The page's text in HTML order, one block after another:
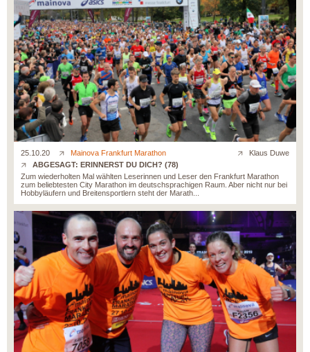
25.10.20 Mainova Frankfurt Marathon
Klaus Duwe
ABGESAGT: ERINNERST DU DICH? (78)
Zum wiederholten Mal wählten Leserinnen und Leser den Frankfurt Marathon
zum beliebtesten City Marathon im deutschsprachigen Raum. Aber nicht nur bei
Hobbyläufern und Breitensportlern steht der Marath...